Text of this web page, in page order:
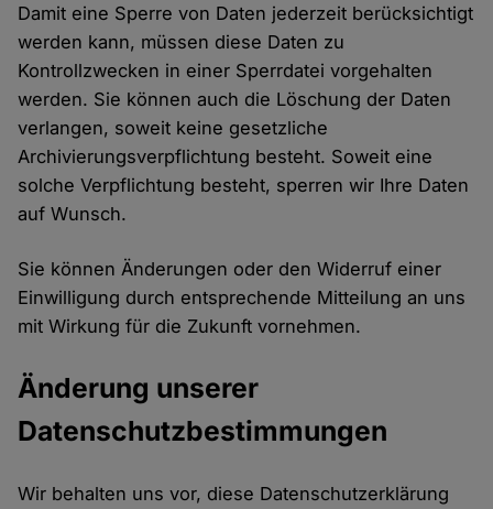
Damit eine Sperre von Daten jederzeit berücksichtigt
werden kann, müssen diese Daten zu
Kontrollzwecken in einer Sperrdatei vorgehalten
werden. Sie können auch die Löschung der Daten
verlangen, soweit keine gesetzliche
Archivierungsverpflichtung besteht. Soweit eine
solche Verpflichtung besteht, sperren wir Ihre Daten
auf Wunsch.
Sie können Änderungen oder den Widerruf einer
Einwilligung durch entsprechende Mitteilung an uns
mit Wirkung für die Zukunft vornehmen.
Änderung unserer
Datenschutzbestimmungen
Wir behalten uns vor, diese Datenschutzerklärung